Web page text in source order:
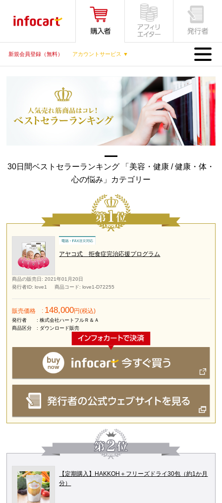
新規会員登録（無料） アカウントサービス ▼ MENU
30日間ベストセラーランキング 「美容・健康 / 健康・体・
心の悩み」カテゴリー
アヤコ式 拒食症完治応援プログラム
商品の販売日 : 2021年01月20日
発行者ID: love1 商品コード: love1-D72255
販売価格 : 148,000円(税込)
発行者
: 株式会社ハートフルＲ＆Ａ
商品区分
: ダウンロード販売
【定期購入】HAKKOH＋フリーズドライ30包（約1か月
分）